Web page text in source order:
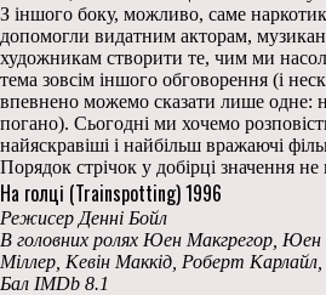
З іншого боку, можливо, саме
допомогли видатним акторам,
художникам створити те, чим ми
тема зовсім іншого обговорення (і
впевнено можемо сказати лише одне:
погано). Сьогодні ми хочемо
найяскравіші і найбільш вражаючі
Порядок стрічок у добірці значення не
На голці (Trainspotting) 1996
Режисер Денні Бойл
В головних ролях Юен Макгрегор,
Міллер, Кевін Маккід, Роберт
Бал IMDb 8.1